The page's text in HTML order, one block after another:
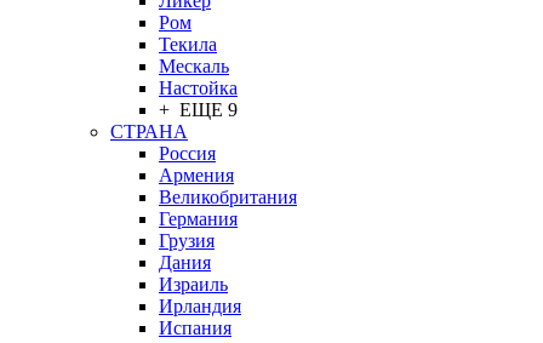
Ром
Текила
Мескаль
Настойка
+ ЕЩЕ 9
СТРАНА
Россия
Армения
Великобритания
Германия
Грузия
Дания
Израиль
Ирландия
Испания